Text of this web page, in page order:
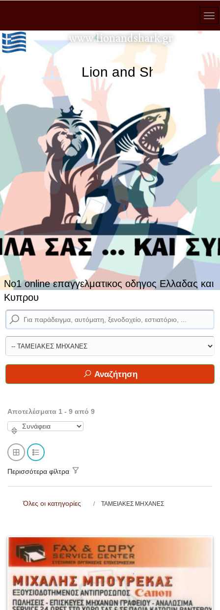
No1 online επαγγελματικος οδηγος Ελλαδας και
Κυπρου
www.lionandshark.gr
Lion and Shark κάθε
Αναζήτηση
Αποτελέσματα 1 - 9 από 9
Περισσότερα φίλτρα
Όλες οι κατηγορίες ΤΑΜΕΙΑΚΕΣ ΜΗΧΑΝΕΣ